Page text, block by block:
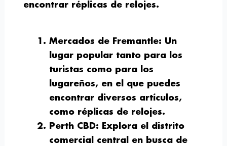
encontrar réplicas de relojes.
Mercados de Fremantle: Un
lugar popular tanto para los
turistas como para los
lugareños, en el que puedes
encontrar diversos artículos,
como réplicas de relojes.
Perth CBD: Explora el distrito
comercial central en busca de